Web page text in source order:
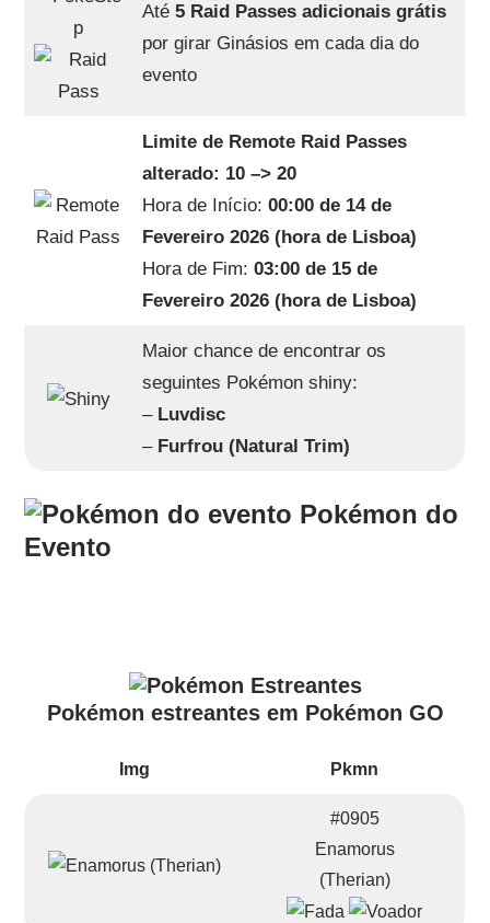
Até5 Raid Passes adicionais grátis
por girar Ginásios em cada dia do
evento
Limite de Remote Raid Passes
alterado: 10 –> 20
Hora de Início:00:00 de 14 de
Fevereiro 2026 (hora de Lisboa)
Hora de Fim:03:00 de 15 de
Fevereiro 2026 (hora de Lisboa)
Maior chance de encontrar os
seguintes Pokémon shiny:
– Luvdisc
– Furfrou (Natural Trim)
Pokémon do
Evento
Pokémon estreantes em Pokémon GO
Img Pkmn
#0905
Enamorus
(Therian)